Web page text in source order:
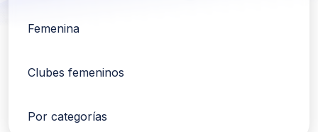
Femenina
Clubes femeninos
Por categorías